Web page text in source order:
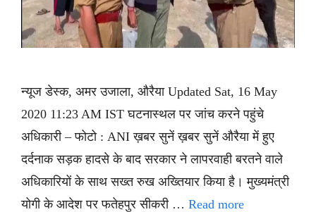
न्यूज डेस्क, अमर उजाला, औरैया Updated Sat, 16 May
2020 11:23 AM IST घटनास्थल पर जांच करने पहुंचे
अधिकारी – फोटो : ANI ख़बर सुनें ख़बर सुनें औरैया में हुए
दर्दनाक सड़क हादसे के बाद सरकार ने लापरवाही बरतने वाले
अधिकारियों के साथ सख्त रुख अख्तियार किया है। मुख्यमंत्री
योगी के आदेश पर फतेहपुर सीकरी … Read more